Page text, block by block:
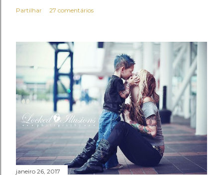
Partilhar 27 comentários
janeiro 26, 2017